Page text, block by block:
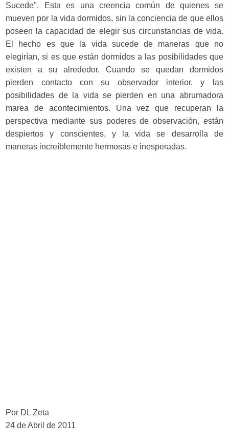
Sucede". Esta es una creencia común de quienes se
mueven por la vida dormidos, sin la conciencia de que ellos
poseen la capacidad de elegir sus circunstancias de vida.
El hecho es que la vida sucede de maneras que no
elegirían, si es que están dormidos a las posibilidades que
existen a su alrededor. Cuando se quedan dormidos
pierden contacto con su observador interior, y las
posibilidades de la vida se pierden en una abrumadora
marea de acontecimientos. Una vez que recuperan la
perspectiva mediante sus poderes de observación, están
despiertos y conscientes, y la vida se desarrolla de
maneras increíblemente hermosas e inesperadas.
Por DL Zeta
24 de Abril de 2011